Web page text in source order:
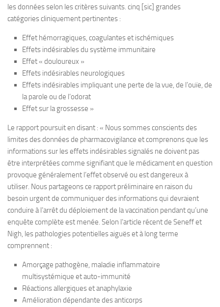
les données selon les critères suivants. cinq [sic] grandes
catégories cliniquement pertinentes :
Effet hémorragiques, coagulantes et ischémiques
Effets indésirables du système immunitaire
Effet « douloureux »
Effets indésirables neurologiques
Effets indésirables impliquant une perte de la vue, de l’ouïe, de
la parole ou de l’odorat
Effet sur la grossesse »
Le rapport poursuit en disant : « Nous sommes conscients des
limites des données de pharmacovigilance et comprenons que les
informations sur les effets indésirables signalés ne doivent pas
être interprétées comme signifiant que le médicament en question
provoque généralement l’effet observé ou est dangereux à
utiliser. Nous partageons ce rapport préliminaire en raison du
besoin urgent de communiquer des informations qui devraient
conduire à l’arrêt du déploiement de la vaccination pendant qu’une
enquête complète est menée. Selon l’article récent de Seneff et
Nigh, les pathologies potentielles aiguës et à long terme
comprennent :
Amorçage pathogène, maladie inflammatoire
multisystémique et auto-immunité
Réactions allergiques et anaphylaxie
Amélioration dépendante des anticorps